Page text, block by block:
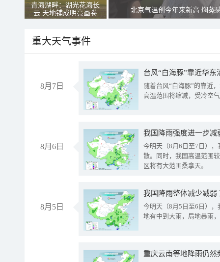
青海湖畔：湖光花海长
云 天地铺成明亮画卷
北京气温创今年来新高 焖蒸
重大天气事件
8月7日
台风“白海豚”靠近华
随着台风“白海豚”的靠近
高温范围将缩减，受冷空
8月6日
今明天（8月6日至7日）
散。同时，我国高温范围
区将有大范围桑拿天。
8月5日
我国降雨整体减少减弱
今明天（8月5日至6日）
地有中到大雨，局地暴雨
重庆云南等地降雨仍然